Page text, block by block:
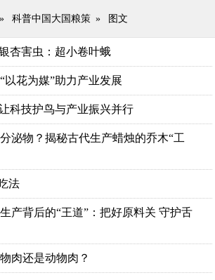
» 科普中国大国粮策 » 图文
杏害虫：超小卷叶蛾
以花为媒”助力产业发展
科技护鸟与产业振兴并行
泌物？揭秘古代生产蜡烛的乔木“工
法
产背后的“王道”：把好原料关 守护舌
肉还是动物肉？